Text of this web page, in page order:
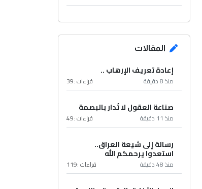
المقالات
إعادة تعريف الإرهاب ..
منذ 8 دقيقة قراءات :39
صناعة العقول لا تُدار بالبصمة
منذ 11 دقيقة قراءات :49
رسالة إلى شيعة العراق..
استعدوا يرحمكم الله
منذ 48 دقيقة قراءات :119